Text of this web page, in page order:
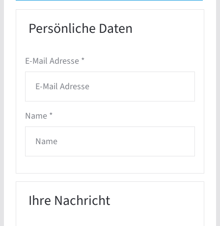
Persönliche Daten
E-Mail Adresse *
Name *
Ihre Nachricht